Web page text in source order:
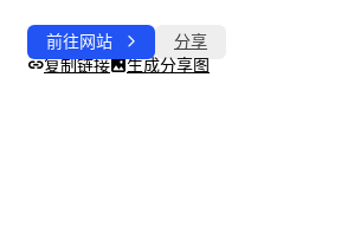
前往网站
分享
复制链接
生成分享图